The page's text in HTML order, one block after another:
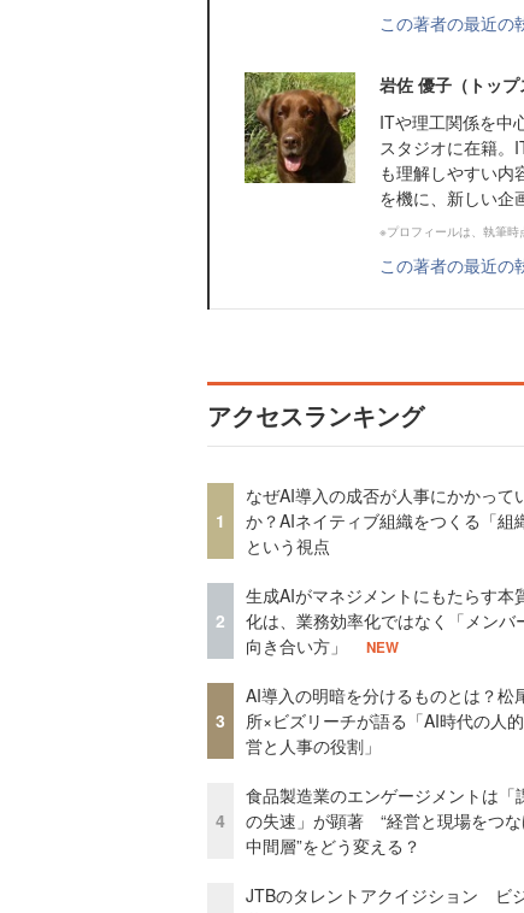
この著者の最近の
岩佐 優子（トップ
ITや理工関係を中
スタジオに在籍。
も理解しやすい内
を機に、新しい企
※プロフィールは、執筆
この著者の最近の
アクセスランキング
1
なぜAI導入の成否が人事にかかって
か？AIネイティブ組織をつくる「組
という視点
2
生成AIがマネジメントにもたらす本
化は、業務効率化ではなく「メンバ
向き合い方」
NEW
3
AI導入の明暗を分けるものとは？松
所×ビズリーチが語る「AI時代の人
営と人事の役割」
4
食品製造業のエンゲージメントは「
の失速」が顕著 “経営と現場をつ
中間層”をどう変える？
JTBのタレントアクイジション ビ